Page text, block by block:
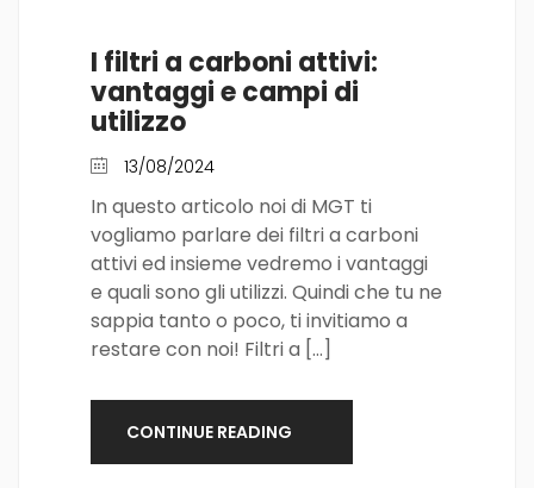
I filtri a carboni attivi:
vantaggi e campi di
utilizzo
13/08/2024
In questo articolo noi di MGT ti
vogliamo parlare dei filtri a carboni
attivi ed insieme vedremo i vantaggi
e quali sono gli utilizzi. Quindi che tu ne
sappia tanto o poco, ti invitiamo a
restare con noi! Filtri a […]
CONTINUE READING